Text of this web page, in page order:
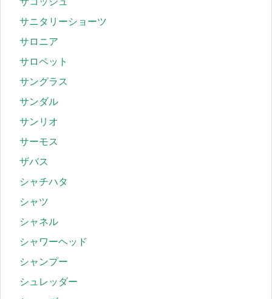
サニタリーショーツ
サロニア
サロペット
サングラス
サンダル
サンリオ
サーモス
ザバス
シャチハタ
シャツ
シャネル
シャワーヘッド
シャンプー
シュレッダー